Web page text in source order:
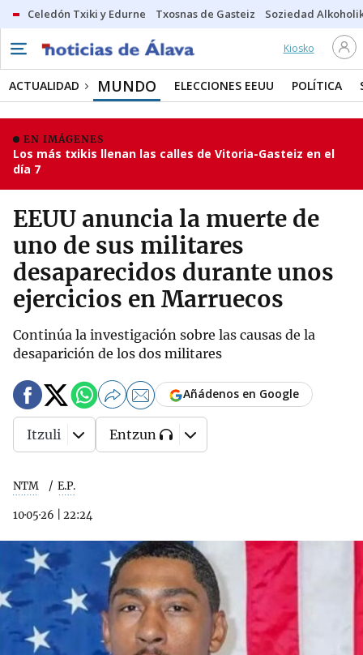
Celedón Txiki y Edurne Txosnas de Gasteiz Soziedad
Kiosko
ACTUALIDAD MUNDO ELECCIONES EEUU POLÍTICA
EN IMÁGENES
Los más txikis llenan las calles de Vitoria-Gasteiz en el
día 7
EEUU anuncia la muerte de
uno de sus militares
desaparecidos durante unos
ejercicios en Marruecos
Continúa la investigación sobre las causas de la
desaparición de los dos militares
NTM E.P.
10·05·26 22:24
Añádenos en Google
Itzuli Entzun